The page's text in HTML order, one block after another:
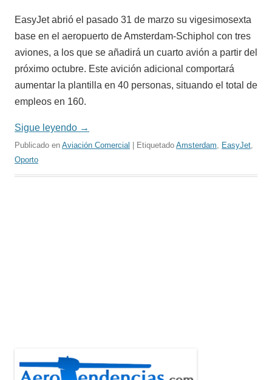
EasyJet abrió el pasado 31 de marzo su vigesimosexta
base en el aeropuerto de Amsterdam-Schiphol con tres
aviones, a los que se añadirá un cuarto avión a partir del
próximo octubre. Este avición adicional comportará
aumentar la plantilla en 40 personas, situando el total de
empleos en 160.
Sigue leyendo →
Publicado en Aviación Comercial | Etiquetado Amsterdam EasyJet
Oporto